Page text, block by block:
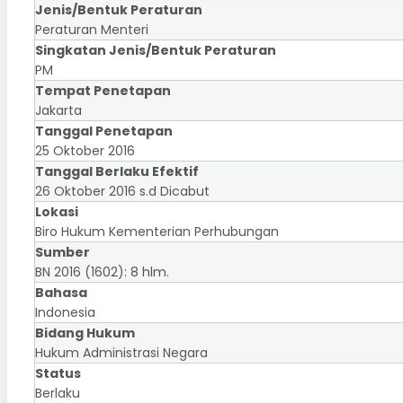
Jenis/Bentuk Peraturan
Peraturan Menteri
Singkatan Jenis/Bentuk Peraturan
PM
Tempat Penetapan
Jakarta
Tanggal Penetapan
25 Oktober 2016
Tanggal Berlaku Efektif
26 Oktober 2016 s.d Dicabut
Lokasi
Biro Hukum Kementerian Perhubungan
Sumber
BN 2016 (1602): 8 hlm.
Bahasa
Indonesia
Bidang Hukum
Hukum Administrasi Negara
Status
Berlaku